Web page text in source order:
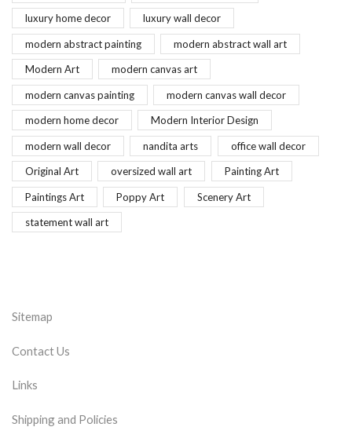
luxury home decor luxury wall decor
modern abstract painting modern abstract wall art
Modern Art modern canvas art
modern canvas painting modern canvas wall decor
modern home decor Modern Interior Design
modern wall decor nandita arts office wall decor
Original Art oversized wall art Painting Art
Paintings Art Poppy Art Scenery Art
statement wall art
Sitemap
Contact Us
Links
Shipping and Policies